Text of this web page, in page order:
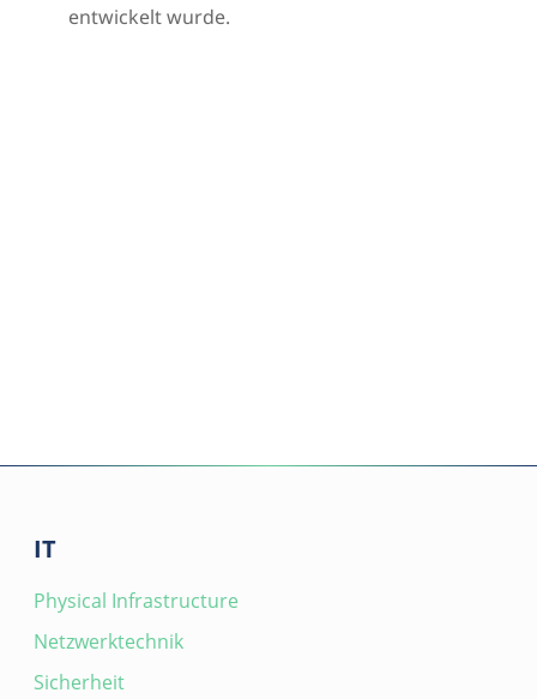
entwickelt wurde.
IT
Physical Infrastructure
Netzwerktechnik
Sicherheit